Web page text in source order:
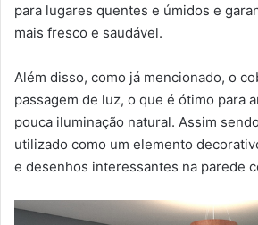
para lugares quentes e úmidos e
mais fresco e saudável.
Além disso, como já mencionado, o
passagem de luz, o que é ótimo para
pouca iluminação natural. Assim
utilizado como um elemento
e desenhos interessantes na parede